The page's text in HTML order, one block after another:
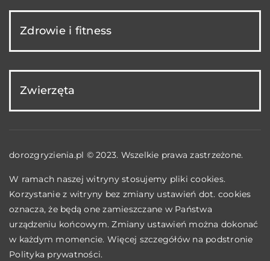
Zdrowie i fitness
Zwierzęta
dorozgryzienia.pl © 2023. Wszelkie prawa zastrzeżone.
W ramach naszej witryny stosujemy pliki cookies.
Korzystanie z witryny bez zmiany ustawień dot. cookies
oznacza, że będą one zamieszczane w Państwa
urządzeniu końcowym. Zmiany ustawień można dokonać
w każdym momencie. Więcej szczegółów na podstronie
Polityka prywatności.